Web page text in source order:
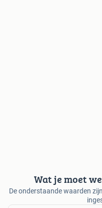
Wat je moet
De onderstaande waarden